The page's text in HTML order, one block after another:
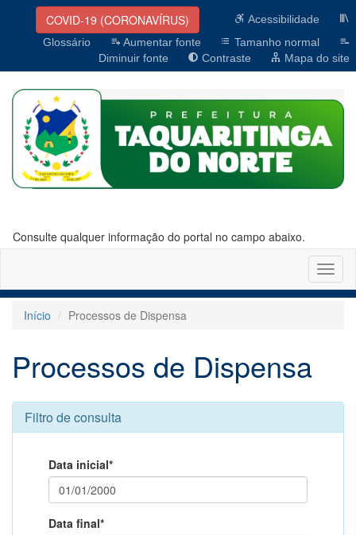
COVID-19 (CORONAVÍRUS)
Acessibilidade
Glossário
Aumentar fonte
Tamanho normal
Diminuir fonte
Contraste Mapa do site
Consulte qualquer informação do portal no campo abaixo.
Início
Processos de Dispensa
Processos de Dispensa
Filtro de consulta
Data inicial*
Data final*